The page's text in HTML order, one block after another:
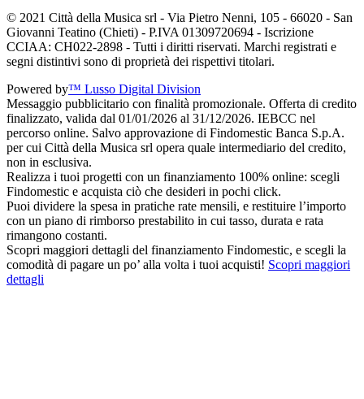
© 2021 Città della Musica srl - Via Pietro Nenni, 105 - 66020 - San
Giovanni Teatino (Chieti) - P.IVA 01309720694 - Iscrizione
CCIAA: CH022-2898 - Tutti i diritti riservati. Marchi registrati e
segni distintivi sono di proprietà dei rispettivi titolari.
Powered by™ Lusso Digital Division
Messaggio pubblicitario con finalità promozionale. Offerta di credito
finalizzato, valida dal 01/01/2026 al 31/12/2026. IEBCC nel
percorso online. Salvo approvazione di Findomestic Banca S.p.A.
per cui Città della Musica srl opera quale intermediario del credito,
non in esclusiva.
Realizza i tuoi progetti con un finanziamento 100% online: scegli
Findomestic e acquista ciò che desideri in pochi click.
Puoi dividere la spesa in pratiche rate mensili, e restituire l’importo
con un piano di rimborso prestabilito in cui tasso, durata e rata
rimangono costanti.
Scopri maggiori dettagli del finanziamento Findomestic, e scegli la
comodità di pagare un po’ alla volta i tuoi acquisti! Scopri maggiori
dettagli